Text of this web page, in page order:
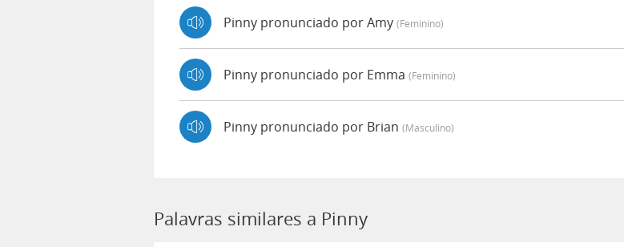
Pinny pronunciado por Amy (feminino)
Pinny pronunciado por Emma (feminino)
Pinny pronunciado por Brian (masculino)
Palavras similares a Pinny